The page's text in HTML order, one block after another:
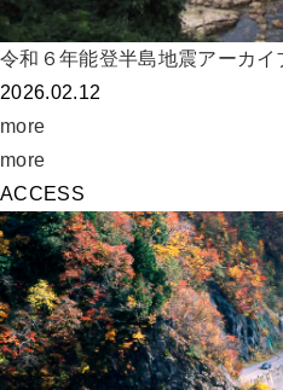
令和６年能登半島地震アーカイ
2026.02.12
more
more
ACCESS